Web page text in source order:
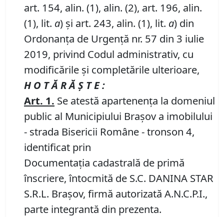
art. 154, alin. (1), alin. (2), art. 196, alin.
(1), lit. a) și art. 243, alin. (1), lit. a) din
Ordonanța de Urgență nr. 57 din 3 iulie
2019, privind Codul administrativ, cu
modificările și completările ulterioare,
H O T Ă R Ă Ş T E :
Art. 1. Se atestă apartenenţa la domeniul
public al Municipiului Braşov a imobilului
- strada Bisericii Române - tronson 4,
identificat prin
Documentația cadastrală de primă
înscriere, întocmită de S.C. DANINA STAR
S.R.L. Brașov, firmă autorizată A.N.C.P.I.,
parte integrantă din prezenta.